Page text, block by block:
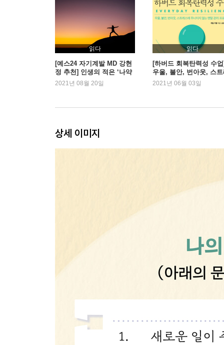
01 유연성을 키우려면
02 세상의 모든 것은 변한다
03 관점을 바꾸면 사고가 유연해진다
핵심 정리
4장 끈기(Perseverance)
01 끈기를 키우려면
핵심 정리
5장 자기조절(Self-Regulation)
6장 긍정성(Positivity)
01 긍정성을 키우려면
02 내면 비판자에게 맞서기
03 낙관주의자는 모든 난관 속에서 기회를 포착한
01 자기돌봄능력을 키우려면
02 나는 판단이 아닌 공감의 대상이다
읽다
[예스24 자기계발 MD 강현
정 추천] 인생의 적은 ‘나약
함’ 멘탈을 단단히!
2021년 08월 20일
읽다
[하버드 회복탄력성 수
우울, 불안, 번아웃, 스
스에 무너지지 않는 멘
2021년 06월 03일
상세 이미지